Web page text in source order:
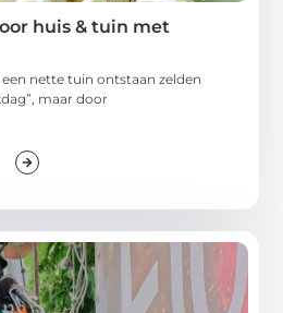
huis & tuin met
nette tuin ontstaan zelden
maar door